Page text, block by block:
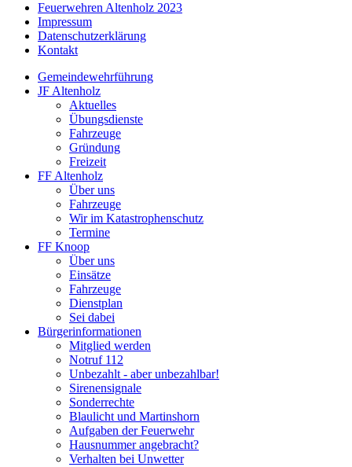
Feuerwehren Altenholz 2023
Impressum
Datenschutzerklärung
Kontakt
Gemeindewehrführung
JF Altenholz
Aktuelles
Übungsdienste
Fahrzeuge
Gründung
Freizeit
FF Altenholz
Über uns
Fahrzeuge
Wir im Katastrophenschutz
Termine
FF Knoop
Über uns
Einsätze
Fahrzeuge
Dienstplan
Sei dabei
Bürgerinformationen
Mitglied werden
Notruf 112
Unbezahlt - aber unbezahlbar!
Sirenensignale
Sonderrechte
Blaulicht und Martinshorn
Aufgaben der Feuerwehr
Hausnummer angebracht?
Verhalten bei Unwetter